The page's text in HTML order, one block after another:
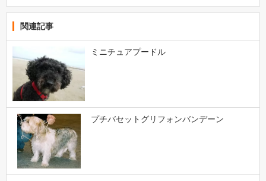
関連記事
ミニチュアプードル
プチバセットグリフォンバンデーン